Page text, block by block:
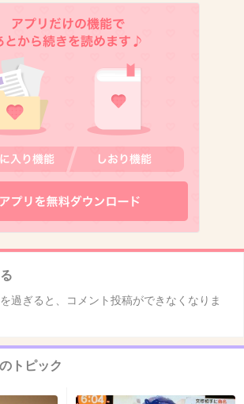
過ぎると、コメント投稿ができなくなりま
トピック